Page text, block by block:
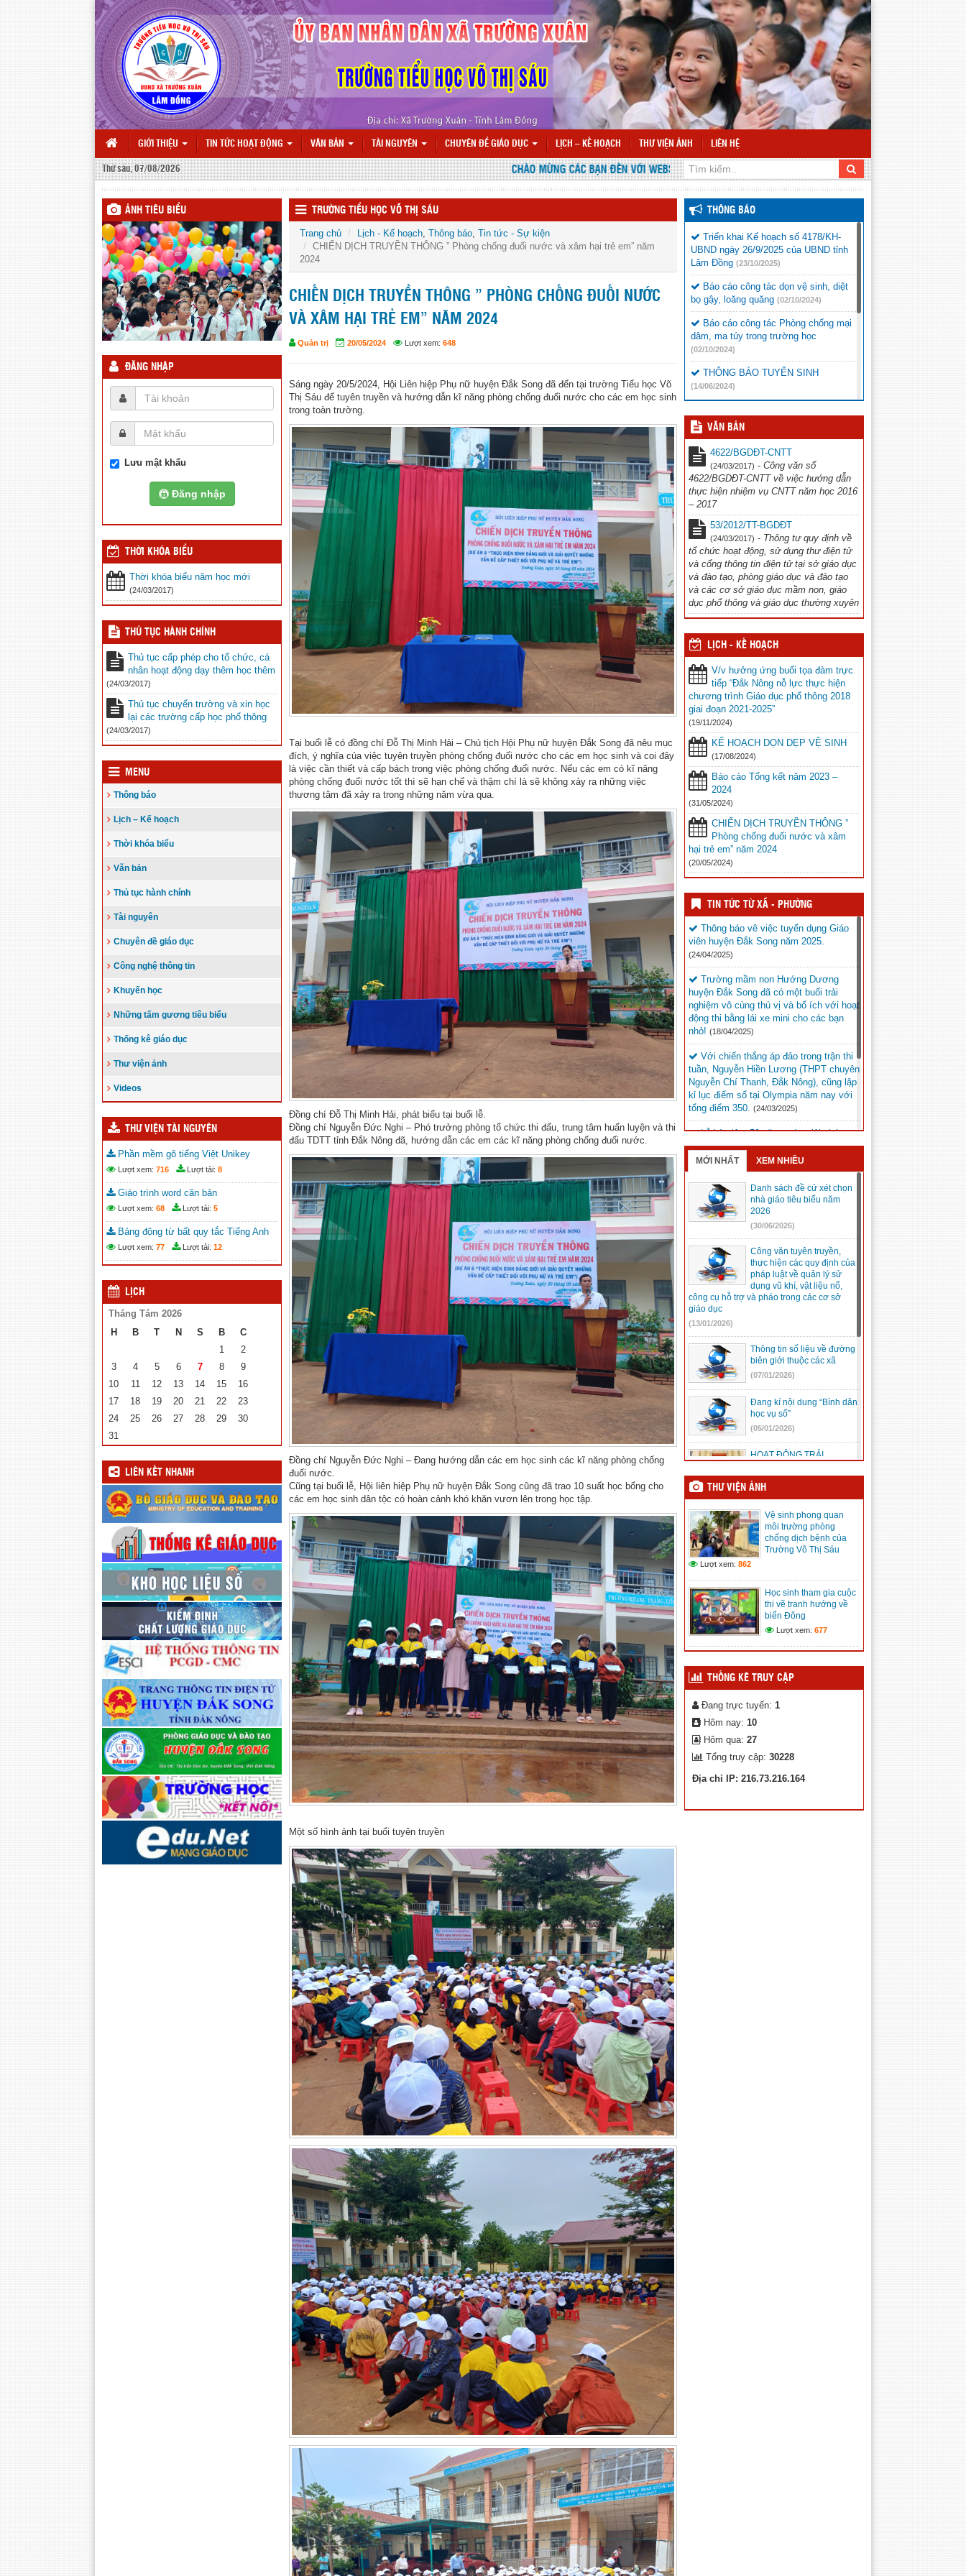
GIỚI THIỆU TIN TỨC HOẠT ĐỘNG VĂN BẢN TÀI NGUYÊN CHUYÊN ĐỀ GIÁO DỤC LỊCH – KẾ HOẠCH THƯ VIỆN ẢNH LIÊN HỆ
Thứ sáu, 07/08/2026 CHÀO MỪNG CÁC BẠN ĐẾN VỚI WEBSITE TRƯỜNG TIỂU HỌC VÕ THỊ SÁU
ẢNH TIÊU BIỂU
ĐĂNG NHẬP
Lưu mật khẩu
Đăng nhập
THỜI KHÓA BIỂU
Thời khóa biểu năm học mới
(24/03/2017)
THỦ TỤC HÀNH CHÍNH
Thủ tục cấp phép cho tổ chức, cá
nhân hoạt động dạy thêm học thêm
(24/03/2017)
Thủ tục chuyển trường và xin học
lại các trường cấp học phổ thông
(24/03/2017)
MENU
Thông báo
Lịch – Kế hoạch
Thời khóa biểu
Văn bản
Thủ tục hành chính
Tài nguyên
Chuyên đề giáo dục
Công nghệ thông tin
Khuyến học
Những tấm gương tiêu biểu
Thống kê giáo dục
Thư viện ảnh
Videos
THƯ VIỆN TÀI NGUYÊN
Phần mềm gõ tiếng Việt Unikey
Lượt xem: 716 Lượt tải: 8
Giáo trình word căn bản
Lượt xem: 68 Lượt tải: 5
Bảng động từ bất quy tắc Tiếng Anh
Lượt xem: 77 Lượt tải: 12
LỊCH
Tháng Tám 2026
H
B T N S B
C
1
2
3
4 5 6 7 8
9
10
11 12 13 14 15
16
17
18 19 20 21 22
23
24
25 26 27 28 29
30
31
LIÊN KẾT NHANH
TRƯỜNG TIỂU HỌC VÕ THỊ SÁU
Trang chủ Lịch - Kế hoạch, Thông báo, Tin tức - Sự kiện
CHIẾN DỊCH TRUYỀN THÔNG ” Phòng chống đuối nước và xâm hại trẻ em” năm
2024
CHIẾN DỊCH TRUYỀN THÔNG ” PHÒNG CHỐNG ĐUỐI NƯỚC
VÀ XÂM HẠI TRẺ EM” NĂM 2024
Quản trị 20/05/2024 Lượt xem: 648
Sáng ngày 20/5/2024, Hội Liên hiệp Phụ nữ huyện Đắk Song đã đến tại trường Tiểu học Võ
Thị Sáu để tuyên truyền và hướng dẫn kĩ năng phòng chống đuối nước cho các em học sinh
trong toàn trường.
Tại buổi lễ có đồng chí Đỗ Thị Minh Hải – Chủ tịch Hội Phụ nữ huyện Đắk Song đã nêu mục
đích, ý nghĩa của việc tuyên truyền phòng chống đuối nước cho các em học sinh và coi đây
là việc cần thiết và cấp bách trong việc phòng chống đuối nước. Nếu các em có kĩ năng
phòng chống đuối nước tốt thì sẽ hạn chế và thậm chí là sẽ không xảy ra những việc
thương tâm đã xảy ra trong những năm vừa qua.
Đồng chí Đỗ Thị Minh Hải, phát biểu tại buổi lễ.
Đồng chí Nguyễn Đức Nghi – Phó trưởng phòng tổ chức thi đấu, trung tâm huấn luyện và thi
đấu TDTT tỉnh Đắk Nông đã, hướng dẫn các em các kĩ năng phòng chống đuối nước.
Đồng chí Nguyễn Đức Nghi – Đang hướng dẫn các em học sinh các kĩ năng phòng chống
đuối nước.
Cũng tại buổi lễ, Hội liên hiệp Phụ nữ huyện Đắk Song cũng đã trao 10 suất học bổng cho
các em học sinh dân tộc có hoàn cảnh khó khăn vươn lên trong học tập.
Một số hình ảnh tại buổi tuyên truyền
THÔNG BÁO
Triển khai Kế hoạch số 4178/KH-
UBND ngày 26/9/2025 của UBND tỉnh
Lâm Đồng (23/10/2025)
Báo cáo công tác dọn vệ sinh, diệt
bọ gậy, loăng quăng (02/10/2024)
Báo cáo công tác Phòng chống mại
dâm, ma túy trong trường học
(02/10/2024)
THÔNG BÁO TUYỂN SINH
(14/06/2024)
(23/05/2024)
CHIẾN DỊCH TRUYỀN THÔNG ”
Phòng chống đuối nước và xâm hại trẻ
em” năm 2024 (20/05/2024)
Thông báo chương trình văn nghệ
(16/11/2023)
Công văn đi tập huấn Thể dục
(12/10/2023)
VĂN BẢN
4622/BGDĐT-CNTT
(24/03/2017) - Công văn số
4622/BGDĐT-CNTT về việc hướng dẫn
thực hiện nhiệm vụ CNTT năm học 2016
– 2017
53/2012/TT-BGDĐT
(24/03/2017) - Thông tư quy định về
tổ chức hoạt động, sử dụng thư điện tử
và cổng thông tin điện tử tại sở giáo dục
và đào tạo, phòng giáo dục và đào tạo
và các cơ sở giáo dục mầm non, giáo
dục phổ thông và giáo dục thường xuyên
LỊCH - KẾ HOẠCH
V/v hưởng ứng buổi tọa đàm trực
tiếp “Đắk Nông nỗ lực thực hiện
chương trình Giáo dục phổ thông 2018
giai đoạn 2021-2025”
(19/11/2024)
KẾ HOẠCH DỌN DẸP VỆ SINH
(17/08/2024)
Báo cáo Tổng kết năm 2023 –
2024
(31/05/2024)
CHIẾN DỊCH TRUYỀN THÔNG ”
Phòng chống đuối nước và xâm
hại trẻ em” năm 2024
(20/05/2024)
TIN TỨC TỪ XÃ - PHƯỜNG
Thông báo vê việc tuyển dụng Giáo
viên huyện Đắk Song năm 2025.
(24/04/2025)
Trường mầm non Hướng Dương
huyện Đắk Song đã có một buổi trải
nghiệm vô cùng thú vị và bổ ích với hoạt
động thi bằng lái xe mini cho các bạn
nhỏ! (18/04/2025)
Với chiến thắng áp đảo trong trận thi
tuần, Nguyễn Hiền Lương (THPT chuyên
Nguyễn Chí Thanh, Đắk Nông), cũng lập
kỉ lục điểm số tại Olympia năm nay với
tổng điểm 350. (24/03/2025)
Lễ kỷ niệm 50 năm ngày giải phóng
Đức Lập dự kiến sẽ diễn ra vào lúc 20h
ngày 9/3/2025 tại Quảng trường Đắk Mil.
Kỳ thi chọn học sinh giỏi trung học cơ
sở cấp tỉnh, năm học 2024 – 2025 tại
Hội đồng thi Đắk Song. (05/03/2025)
MỚI NHẤT XEM NHIỀU
Danh sách đề cử xét chọn
nhà giáo tiêu biểu năm
2026
(30/06/2026)
Công văn tuyên truyền,
thực hiện các quy định của
pháp luật về quản lý sử
dụng vũ khí, vật liệu nổ,
công cụ hỗ trợ và pháo trong các cơ sở
giáo dục
(13/01/2026)
Thông tin số liệu về đường
biên giới thuộc các xã
(07/01/2026)
Đang kí nội dung “Bình dân
học vụ số”
(05/01/2026)
HOẠT ĐỘNG TRẢI
ĐỎ”
(23/12/2025)
Mic không dây, những điều
cần biết
(08/12/2025)
đổng tỉnh Lâm Đồng lần I
(08/12/2025)
Kế hoạch chuyển đổi số xã
Trường Xuân
(12/11/2025)
THƯ VIỆN ẢNH
Vệ sinh phong quan
môi trường phòng
chống dịch bệnh của
Trường Võ Thị Sáu
Lượt xem: 862
Học sinh tham gia cuộc
thi vẽ tranh hướng về
biển Đông
Lượt xem: 677
THỐNG KÊ TRUY CẬP
Đang trực tuyến: 1
Hôm nay: 10
Hôm qua: 27
Tổng truy cập: 30228
Địa chỉ IP: 216.73.216.164